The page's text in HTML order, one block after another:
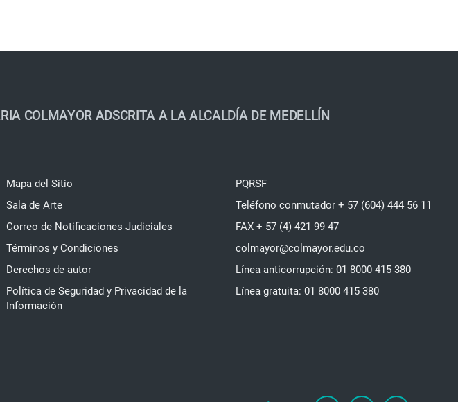
COLMAYOR ADSCRITA A LA ALCALDÍA DE MEDELLÍN
Mapa del Sitio
Sala de Arte
Correo de Notificaciones Judiciales
Términos y Condiciones
Derechos de autor
Política de Seguridad y Privacidad de la
Información
PQRSF
Teléfono conmutador + 57 (604) 444 56 11
FAX + 57 (4) 421 99 47
colmayor@colmayor.edu.co
Línea anticorrupción: 01 8000 415 380
Línea gratuita: 01 8000 415 380